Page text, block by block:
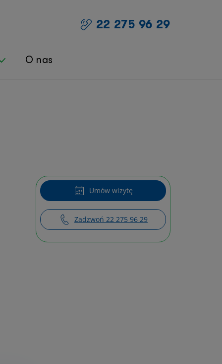
22 275 96 29
O nas
Umów wizytę
Zadzwoń 22 275 96 29